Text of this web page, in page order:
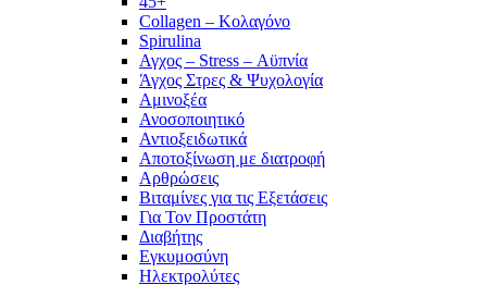
Collagen – Κολαγόνο
Spirulina
Αγχος – Stress – Αϋπνία
Άγχος Στρες & Ψυχολογία
Αμινοξέα
Ανοσοποιητικό
Αντιοξειδωτικά
Αποτοξίνωση με διατροφή
Αρθρώσεις
Βιταμίνες για τις Εξετάσεις
Για Τον Προστάτη
Διαβήτης
Εγκυμοσύνη
Ηλεκτρολύτες